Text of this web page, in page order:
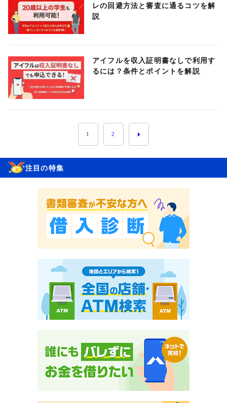
レの回避方法と審査に通るコツを解
説
アイフルを収入証明書なしで利用す
るには？条件とポイントを解説
1 2
注目の特集